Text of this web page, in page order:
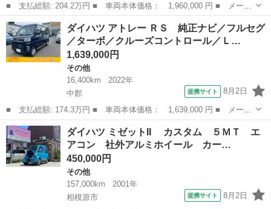
■ 支払総額: 204.2万円 ■ 車両本体価格： 1,960,000 円 ■ メーカ
ー名： ダイハツ ■ 車種名： アトレー ■ グレード名： ＲＳ
社外９インチフローティングナビフルセグバックカメラスマートキー
ＬＥＤヘ...
神奈川 横浜市 その他
ダイハツ アトレー ＲＳ 純正ナビ／フルセグ
／ターボ／クルーズコントロール／Ｌ…
1,639,000円
その他
16,400km
2022年
中郡
提携サイト 8月2日
■ 支払総額: 174.3万円 ■ 車両本体価格： 1,639,000 円 ■ メーカ
ー名： ダイハツ ■ 車種名： アトレー ■ グレード名： ＲＳ
純正ナビ／フルセグ／ターボ／クルーズコントロール／ＬＥＤ／車線
逸脱防止...
神奈川 中郡 その他
ダイハツ ミゼットII カスタム ５ＭＴ エ
アコン 社外アルミホイール カー…
450,000円
その他
157,000km
2001年
相模原市
提携サイト 8月2日